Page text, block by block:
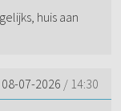
huis aan
08-07-2026 / 14:30